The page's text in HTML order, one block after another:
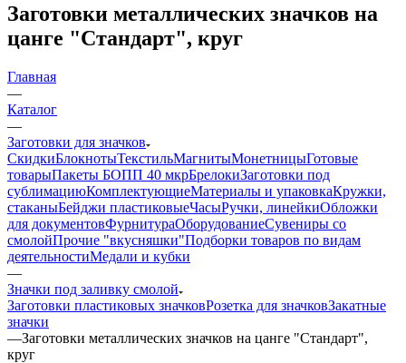
Заготовки металлических значков на
цанге "Стандарт", круг
Главная
—
Каталог
—
Заготовки для значков
СкидкиБлокнотыТекстильМагнитыМонетницыГотовые
товарыПакеты БОПП 40 мкрБрелокиЗаготовки под
сублимациюКомплектующиеМатериалы и упаковкаКружки,
стаканыБейджи пластиковыеЧасыРучки, линейкиОбложки
для документовФурнитураОборудованиеСувениры со
смолойПрочие "вкусняшки"Подборки товаров по видам
деятельностиМедали и кубки
—
Значки под заливку смолой
Заготовки пластиковых значковРозетка для значковЗакатные
значки
—Заготовки металлических значков на цанге "Стандарт",
круг